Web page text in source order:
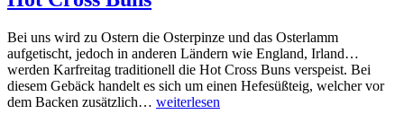
Bei uns wird zu Ostern die Osterpinze und das Osterlamm
aufgetischt, jedoch in anderen Ländern wie England, Irland…
werden Karfreitag traditionell die Hot Cross Buns verspeist. Bei
diesem Gebäck handelt es sich um einen Hefesüßteig, welcher vor
dem Backen zusätzlich… weiterlesen